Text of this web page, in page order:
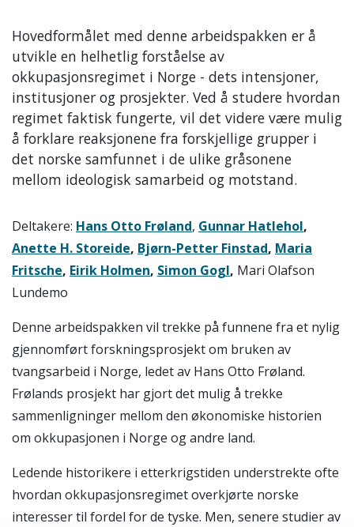
Hovedformålet med denne arbeidspakken er å
utvikle en helhetlig forståelse av
okkupasjonsregimet i Norge - dets intensjoner,
institusjoner og prosjekter. Ved å studere hvordan
regimet faktisk fungerte, vil det videre være mulig
å forklare reaksjonene fra forskjellige grupper i
det norske samfunnet i de ulike gråsonene
mellom ideologisk samarbeid og motstand.
Deltakere: Hans Otto Frøland, Gunnar Hatlehol,
Anette H. Storeide, Bjørn-Petter Finstad, Maria
Fritsche, Eirik Holmen, Simon Gogl, Mari Olafson
Lundemo
Denne arbeidspakken vil trekke på funnene fra et nylig
gjennomført forskningsprosjekt om bruken av
tvangsarbeid i Norge, ledet av Hans Otto Frøland.
Frølands prosjekt har gjort det mulig å trekke
sammenligninger mellom den økonomiske historien
om okkupasjonen i Norge og andre land.
Ledende historikere i etterkrigstiden understrekte ofte
hvordan okkupasjonsregimet overkjørte norske
interesser til fordel for de tyske. Men, senere studier av